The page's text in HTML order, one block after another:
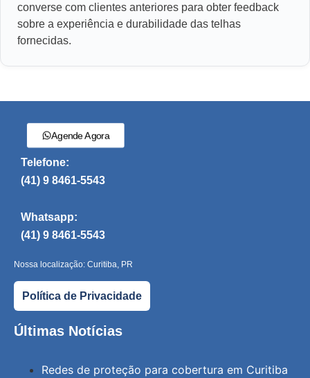
converse com clientes anteriores para obter feedback
sobre a experiência e durabilidade das telhas
fornecidas.
Agende Agora
Telefone:
(41) 9 8461-5543
Whatsapp:
(41) 9 8461-5543
Nossa localização: Curitiba, PR
Política de Privacidade
Últimas Notícias
Redes de proteção para cobertura em Curitiba